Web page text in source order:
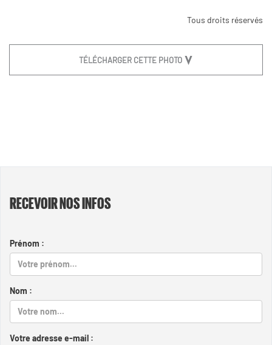
Tous droits réservés
TÉLÉCHARGER CETTE PHOTO
RECEVOIR NOS INFOS
Prénom :
Nom :
Votre adresse e-mail :